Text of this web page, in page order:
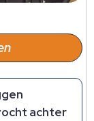
achter